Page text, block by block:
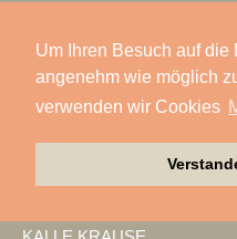
Um Ihren Besuch auf die
angenehm wie möglich
verwenden wir Cookies
JB-Lighting
Jericho Gehäuse
JTS
K.M.E.
K24 Technik & Vertrieb
Kaiser Showtechnik